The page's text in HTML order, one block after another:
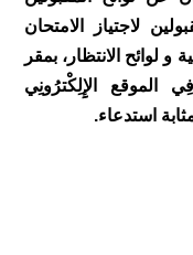
لاجتياز الامتحان
و لوائح الانتظار، بمقر
الموقع الإِِلِكْترُونِي
استدعاء.